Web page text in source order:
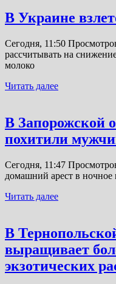
В Украине
Сегодня, 11:50
рассчитывать на
молоко
Читать далее
В Запорожской
похитили
Сегодня, 11:47
домашний арест в ночное
Читать далее
В
выращивает
экзотических